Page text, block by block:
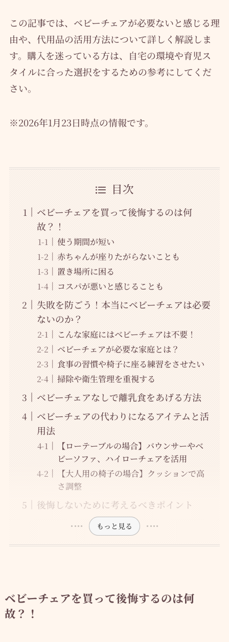
この記事では、ベビーチェアが必要ないと感じる理
由や、代用品の活用方法について詳しく解説しま
す。購入を迷っている方は、自宅の環境や育児ス
タイルに合った選択をするための参考にしてくだ
さい。
※2026年1月23日時点の情報です。
目次
ベビーチェアを買って後悔するのは何
故？！
使う期間が短い
赤ちゃんが座りたがらないことも
置き場所に困る
コスパが悪いと感じることも
失敗を防ごう！本当にベビーチェアは必要
ないのか？
こんな家庭にはベビーチェアは不要！
ベビーチェアが必要な家庭とは？
食事の習慣や椅子に座る練習をさせたい
掃除や衛生管理を重視する
ベビーチェアなしで離乳食をあげる方法
ベビーチェアの代わりになるアイテムと活
用法
【ローテーブルの場合】バウンサーやベ
ビーソファ、ハイローチェアを活用
【大人用の椅子の場合】クッションで高
さ調整
後悔しないために考えるべきポイント
もっと見る
ベビーチェアを買って後悔するのは何
故？！